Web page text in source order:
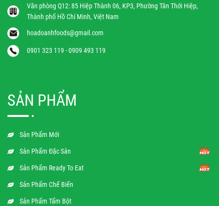
Văn phòng Q12: 85 Hiệp Thành 06, KP3, Phường Tân Thới Hiệp,
Thành phố Hồ Chí Minh, Việt Nam
hoadoanhfoods@gmail.com
0901 323 119 - 0909 493 119
SẢN PHẨM
Sản Phẩm Mới
Sản Phẩm Đặc Sản
Sản Phẩm Ready To Eat
Sản Phẩm Chế Biến
Sản Phẩm Tẩm Bột